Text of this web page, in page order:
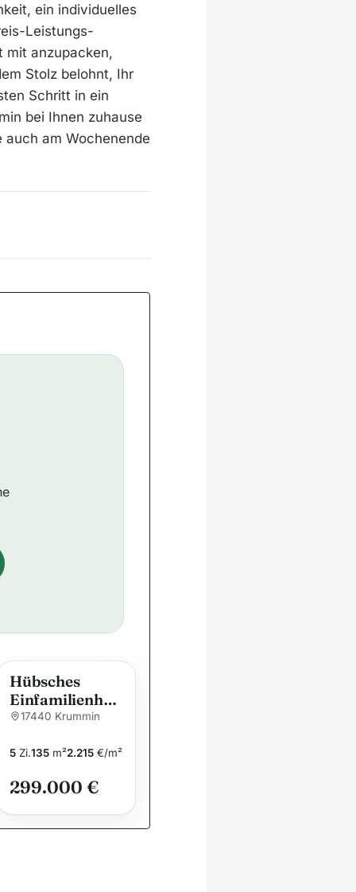
ein individuelles
Leistungs-
mit anzupacken,
Stolz belohnt, Ihr
Schritt in ein
bei Ihnen zuhause
am Wochenende
Hübsches
Einfamilienhau
s mit großem
Ferienwohnung
auf Usedom
17440 Krummin
5 Zi.135 m²2.215 €/m²
299.000 €